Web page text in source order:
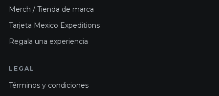
Merch / Tienda de marca
Tarjeta Mexico Expeditions
Regala una experiencia
LEGAL
Términos y condiciones